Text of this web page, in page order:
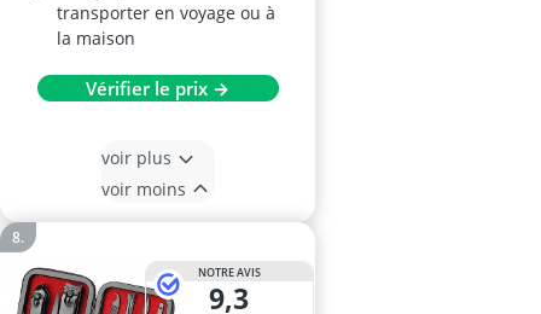
transporter en voyage ou à
la maison
Vérifier le prix →
voir plus
voir moins
NOTRE AVIS
9,3